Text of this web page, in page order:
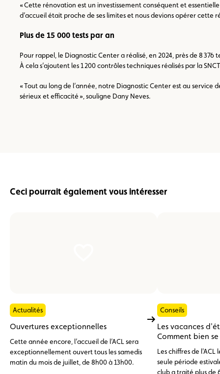
« Cette rénovation est un investissement conséquent et
d’accueil était proche de ses limites et nous devions opérer
Plus de 15 000 tests par an
Pour rappel, le Diagnostic Center a réalisé, en 2024, près de 8
À cela s’ajoutent les 1 200 contrôles techniques réalisés par la
« Tout au long de l’année, notre Diagnostic Center est au
sérieux et efficacité », souligne Dany Neves.
Ceci pourrait également vous intéresser
Actualités
Ouvertures exceptionnelles
Cette année encore, l’accueil de l’ACL sera
exceptionnellement ouvert tous les samedis
matin du mois de juillet, de 8h00 à 13h00.
Conseils
Les vacances
Comment bien
Les chiffres de
seule période
club a traité plus de